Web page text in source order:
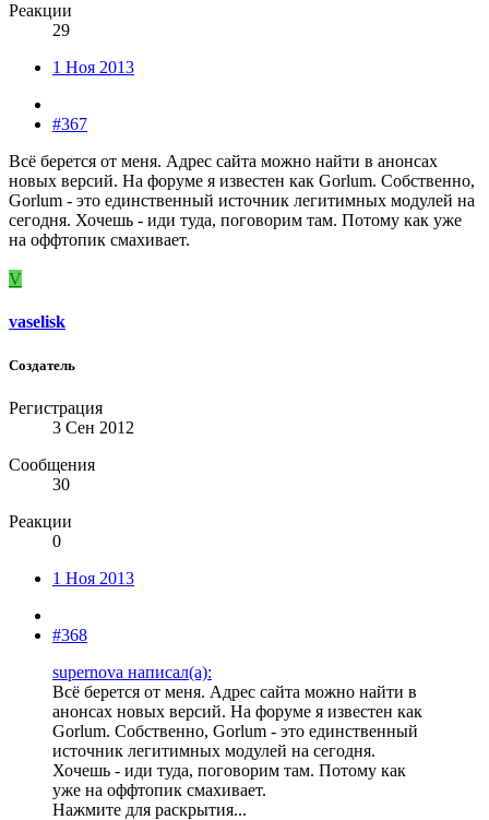
Реакции
29
1 Ноя 2013
#367
Всё берется от меня. Адрес сайта можно найти в анонсах
новых версий. На форуме я известен как Gorlum. Собственно,
Gorlum - это единственный источник легитимных модулей на
сегодня. Хочешь - иди туда, поговорим там. Потому как уже
на оффтопик смахивает.
V
vaselisk
Создатель
Регистрация
3 Сен 2012
Сообщения
30
Реакции
0
1 Ноя 2013
#368
supernova написал(а):
Всё берется от меня. Адрес сайта можно найти в
анонсах новых версий. На форуме я известен как
Gorlum. Собственно, Gorlum - это единственный
источник легитимных модулей на сегодня.
Хочешь - иди туда, поговорим там. Потому как
уже на оффтопик смахивает.
Нажмите для раскрытия...